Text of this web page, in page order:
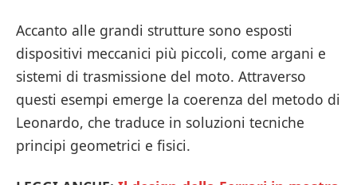
Accanto alle grandi strutture sono esposti
dispositivi meccanici più piccoli, come argani e
sistemi di trasmissione del moto. Attraverso
questi esempi emerge la coerenza del metodo di
Leonardo, che traduce in soluzioni tecniche
principi geometrici e fisici.